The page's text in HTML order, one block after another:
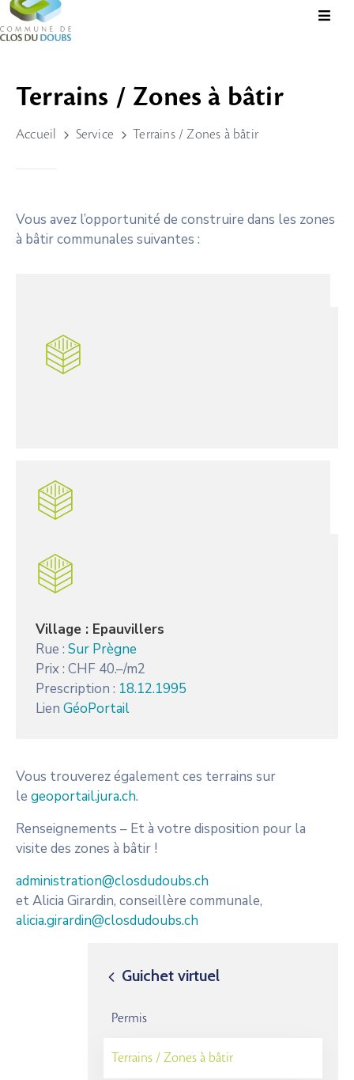
Administration
Guichet
Locale
Tourisme
Rechercher?
Terrains / Zones à bâtir
Accueil Service Terrains / Zones à bâtir
Vous avez l’opportunité de construire dans les zones
à bâtir communales suivantes :
Village : Epauvillers
Rue : Sur Prègne
Prix : CHF 40.–/m2
Prescription : 18.12.1995
Lien GéoPortail
Vous trouverez également ces terrains sur
le geoportail.jura.ch.
Renseignements – Et à votre disposition pour la
visite des zones à bâtir !
administration@closdudoubs.ch
et Alicia Girardin, conseillère communale,
alicia.girardin@closdudoubs.ch
Guichet virtuel
Permis
Terrains / Zones à bâtir